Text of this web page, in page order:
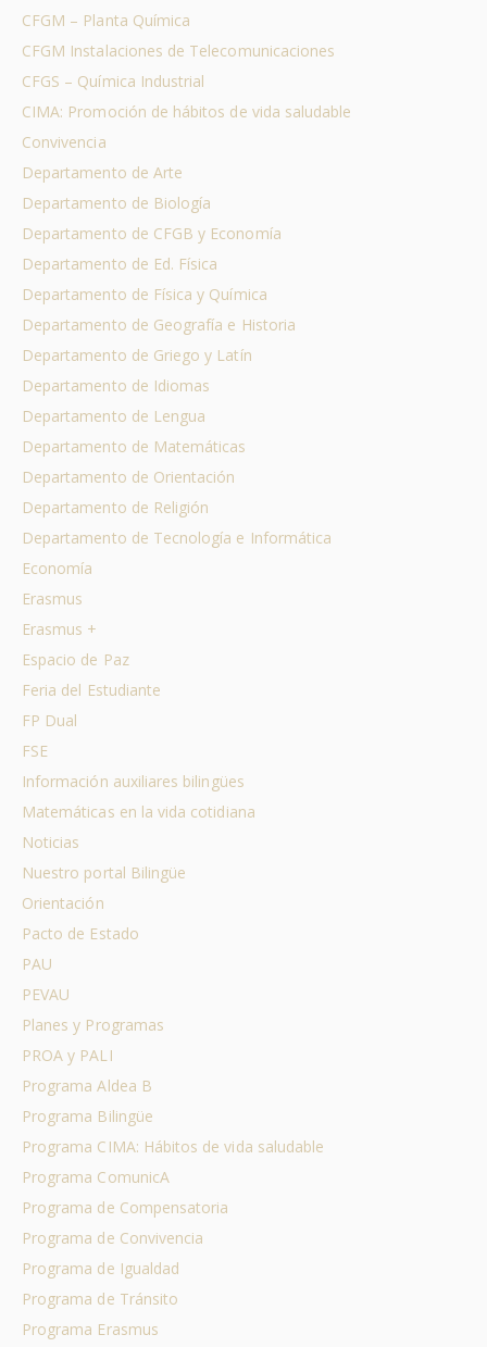
CFGM – Planta Química
CFGM Instalaciones de Telecomunicaciones
CFGS – Química Industrial
CIMA: Promoción de hábitos de vida saludable
Convivencia
Departamento de Arte
Departamento de Biología
Departamento de CFGB y Economía
Departamento de Ed. Física
Departamento de Física y Química
Departamento de Geografía e Historia
Departamento de Griego y Latín
Departamento de Idiomas
Departamento de Lengua
Departamento de Matemáticas
Departamento de Orientación
Departamento de Religión
Departamento de Tecnología e Informática
Economía
Erasmus
Erasmus +
Espacio de Paz
Feria del Estudiante
FP Dual
FSE
Información auxiliares bilingües
Matemáticas en la vida cotidiana
Noticias
Nuestro portal Bilingüe
Orientación
Pacto de Estado
PAU
PEVAU
Planes y Programas
PROA y PALI
Programa Aldea B
Programa Bilingüe
Programa CIMA: Hábitos de vida saludable
Programa ComunicA
Programa de Compensatoria
Programa de Convivencia
Programa de Igualdad
Programa de Tránsito
Programa Erasmus